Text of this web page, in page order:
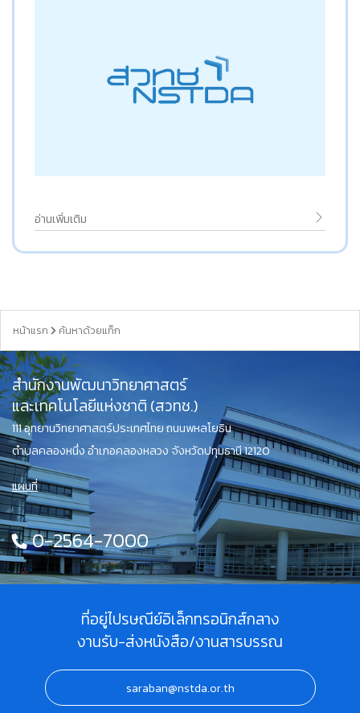
อ่านเพิ่มเติม
หน้าแรก ค้นหาด้วยแท็ก
สำนักงานพัฒนาวิทยาศาสตร์
และเทคโนโลยีแห่งชาติ (สวทช.)
111 อุทยานวิทยาศาสตร์ประเทศไทย ถนนพหลโยธิน
ตำบลคลองหนึ่ง อำเภอคลองหลวง จังหวัดปทุมธานี 12120
แผนที่
0-2564-7000
ที่อยู่ไปรษณีย์อิเล็กทรอนิกส์กลาง
งานรับ-ส่งหนังสือ/งานสารบรรณ
saraban@nstda.or.th